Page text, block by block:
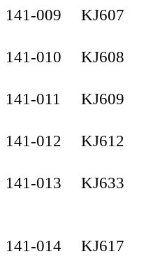
141-009 KJ607
141-010 KJ608
141-011 KJ609
141-012 KJ612
141-013 KJ633
141-014 KJ617